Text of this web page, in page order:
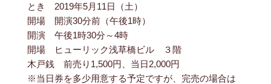
とき 2019年5月11日（土）
開場 開演30分前（午後1時）
開演 午後1時30分～4時
開場 ヒューリック浅草橋ビル ３階
木戸銭 前売り1,500円、当日2,000円
※当日券を多少用意する予定ですが、完売の場合は